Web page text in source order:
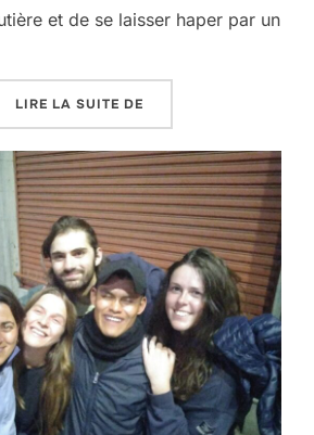
et de se laisser haper par un
LIRE LA SUITE DE